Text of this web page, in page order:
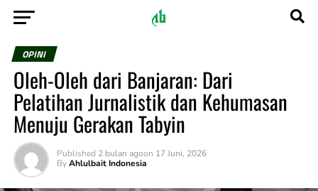
OPINI
Oleh-Oleh dari Banjaran: Dari
Pelatihan Jurnalistik dan Kehumasan
Menuju Gerakan Tabyin
Published 2 bulan agoon 17 Juni, 2026
By Ahlulbait Indonesia